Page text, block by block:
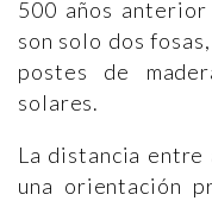
500 años anterior
son solo dos
postes de
solares.
La distancia entre
una orientación